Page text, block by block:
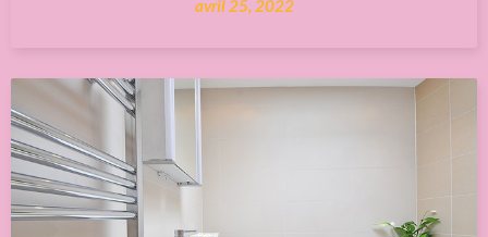
avril 25, 2022